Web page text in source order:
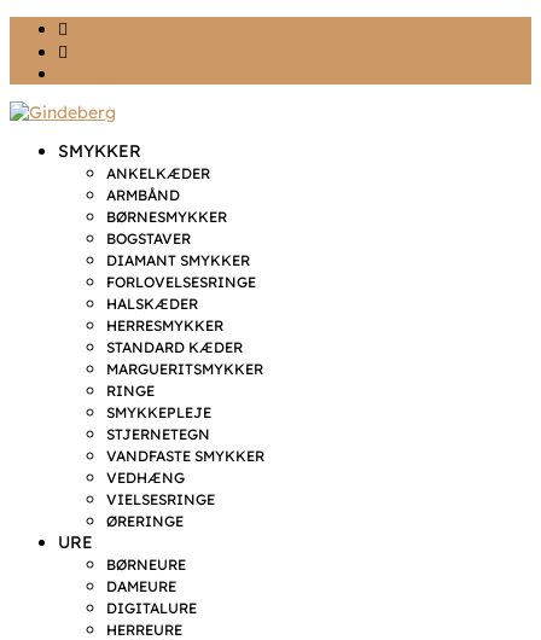
SMYKKER
ANKELKÆDER
ARMBÅND
BØRNESMYKKER
BOGSTAVER
DIAMANT SMYKKER
FORLOVELSESRINGE
HALSKÆDER
HERRESMYKKER
STANDARD KÆDER
MARGUERITSMYKKER
RINGE
SMYKKEPLEJE
STJERNETEGN
VANDFASTE SMYKKER
VEDHÆNG
VIELSESRINGE
ØRERINGE
URE
BØRNEURE
DAMEURE
DIGITALURE
HERREURE